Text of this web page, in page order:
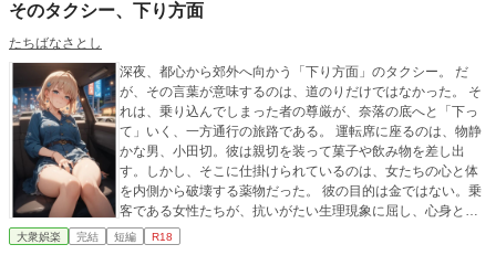
そのタクシー、下り方面
たちばなさとし
深夜、都心から郊外へ向かう「下り方面」のタクシー。 だ
が、その言葉が意味するのは、道のりだけではなかった。 そ
れは、乗り込んでしまった者の尊厳が、奈落の底へと「下っ
て」いく、一方通行の旅路である。 運転席に座るのは、物静
かな男、小田切。彼は親切を装って菓子や飲み物を差し出
す。しかし、そこに仕掛けられているのは、女たちの心と体
を内側から破壊する薬物だった。 彼の目的は金ではない。乗
客である女性たちが、抗いがたい生理現象に屈し、心身とも
に穢されていく姿を愉しむことだ。 逃げ場のない動く密室
大衆娯楽 完結 短編 R18